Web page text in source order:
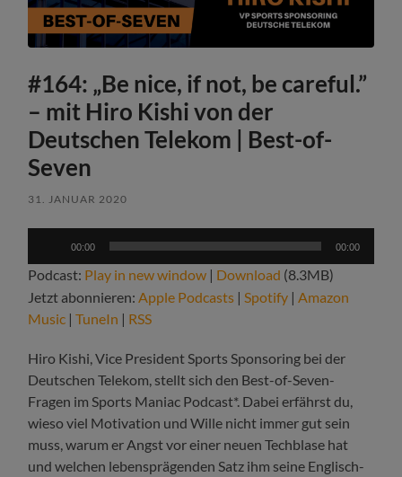
#164: „Be nice, if not, be careful.”
– mit Hiro Kishi von der
Deutschen Telekom | Best-of-
Seven
31. JANUAR 2020
00:00 00:00
Podcast: Play in new window | Download (8.3MB)
Jetzt abonnieren: Apple Podcasts | Spotify | Amazon
Music |TuneIn | RSS
Hiro Kishi, Vice President Sports Sponsoring bei der
Deutschen Telekom, stellt sich den Best-of-Seven-
Fragen im Sports Maniac Podcast*. Dabei erfährst du,
wieso viel Motivation und Wille nicht immer gut sein
muss, warum er Angst vor einer neuen Techblase hat
und welchen lebensprägenden Satz ihm seine Englisch-